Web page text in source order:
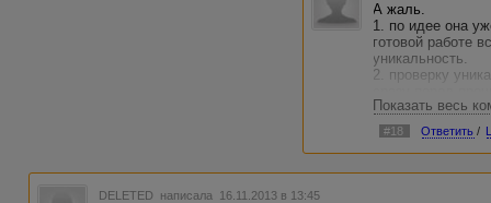
А жаль.
1. по идее она
готовой работе
уникальность.
2. проверку
на плагиатусе
проверке.
3.
прочитке
на доработку
Показать весь
#18 Ответить /
DELETED написала 16.11.2013 в 13:45